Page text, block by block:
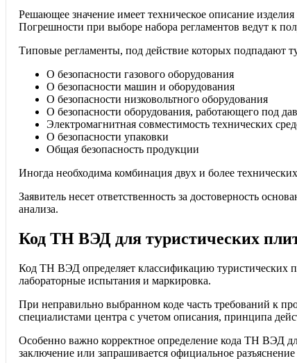
Решающее значение имеет техническое описание
Погрешности при выборе набора регламентов ведут к
Типовые регламенты, под действие которых подпадают
О безопасности газового оборудования
О безопасности машин и оборудования
О безопасности низковольтного оборудования
О безопасности оборудования, работающего под
Электромагнитная совместимость технических
О безопасности упаковки
Общая безопасность продукции
Иногда необходима комбинация двух и более
Заявитель несет ответственность за достоверность
анализа.
Код ТН ВЭД для туристических
Код ТН ВЭД определяет классификацию туристических
лабораторные испытания и маркировка.
При неправильно выбранном коде часть требований к
специалистами центра с учетом описания, принципа
Особенно важно корректное определение кода ТН ВЭД
заключение или запрашивается официальное